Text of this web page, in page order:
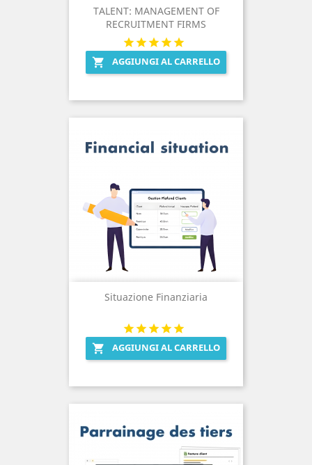
TALENT: MANAGEMENT OF
RECRUITMENT FIRMS
 AGGIUNGI AL CARRELLO
Situazione Finanziaria
 AGGIUNGI AL CARRELLO